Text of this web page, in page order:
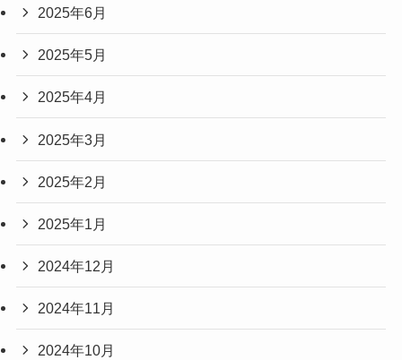
2025年6月
2025年5月
2025年4月
2025年3月
2025年2月
2025年1月
2024年12月
2024年11月
2024年10月